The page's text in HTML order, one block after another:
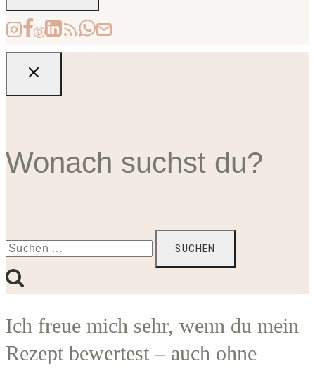
Wonach suchst du?
Suchen
nach:
Ich freue mich sehr, wenn du mein
Rezept bewertest – auch ohne